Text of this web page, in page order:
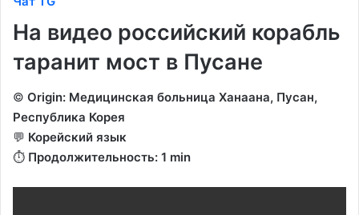
На видео российский корабль
таранит мост в Пусане
©️ Origin: Медицинская больница Ханаана, Пусан,
Республика Корея
💬 Корейский язык
⏱️ Продолжительность: 1 min